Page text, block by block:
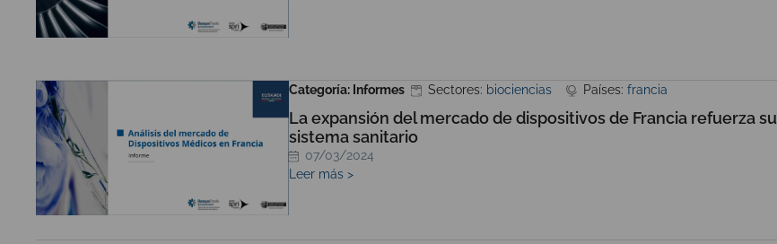
Categoría: Informes Sectores: biociencias Países: francia
La expansión del mercado de dispositivos de Francia refuerza su
sistema sanitario
07/03/2024
Leer más >